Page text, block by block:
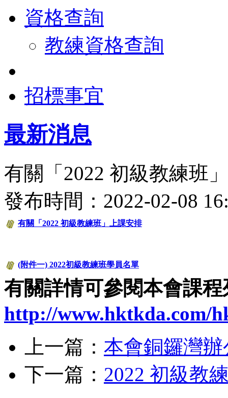
資格查詢
教練資格查詢
招標事宜
最新消息
有關「2022 初級教練班
發布時間：2022-02-08
有關「2022 初級教練班」上課安排
(附件一) 2022初級教練班學員名單
有關詳情可參閱本會課
http://www.hktkda.com/
上一篇： 本會銅鑼灣
下一篇： 2022 初級教